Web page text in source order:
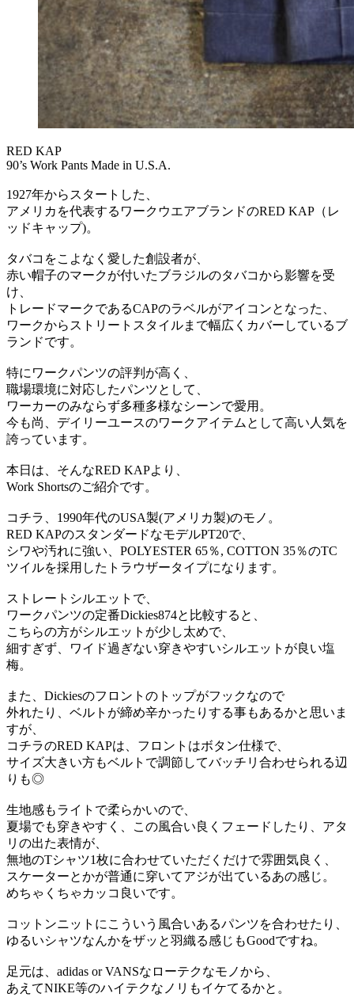
RED KAP
90’s Work Pants Made in U.S.A.
1927年からスタートした、
アメリカを代表するワークウエアブランドのRED KAP（レ
ッドキャップ)。
タバコをこよなく愛した創設者が、
赤い帽子のマークが付いたブラジルのタバコから影響を受
け、
トレードマークであるCAPのラベルがアイコンとなった、
ワークからストリートスタイルまで幅広くカバーしているブ
ランドです。
特にワークパンツの評判が高く、
職場環境に対応したパンツとして、
ワーカーのみならず多種多様なシーンで愛用。
今も尚、デイリーユースのワークアイテムとして高い人気を
誇っています。
本日は、そんなRED KAPより、
Work Shortsのご紹介です。
コチラ、1990年代のUSA製(アメリカ製)のモノ。
RED KAPのスタンダードなモデルPT20で、
シワや汚れに強い、POLYESTER 65％, COTTON 35％のTC
ツイルを採用したトラウザータイプになります。
ストレートシルエットで、
ワークパンツの定番Dickies874と比較すると、
こちらの方がシルエットが少し太めで、
細すぎず、ワイド過ぎない穿きやすいシルエットが良い塩
梅。
また、Dickiesのフロントのトップがフックなので
外れたり、ベルトが締め辛かったりする事もあるかと思いま
すが、
コチラのRED KAPは、フロントはボタン仕様で、
サイズ大きい方もベルトで調節してバッチリ合わせられる辺
りも◎
生地感もライトで柔らかいので、
夏場でも穿きやすく、この風合い良くフェードしたり、アタ
リの出た表情が、
無地のTシャツ1枚に合わせていただくだけで雰囲気良く、
スケーターとかが普通に穿いてアジが出ているあの感じ。
めちゃくちゃカッコ良いです。
コットンニットにこういう風合いあるパンツを合わせたり、
ゆるいシャツなんかをザッと羽織る感じもGoodですね。
足元は、adidas or VANSなローテクなモノから、
あえてNIKE等のハイテクなノリもイケてるかと。